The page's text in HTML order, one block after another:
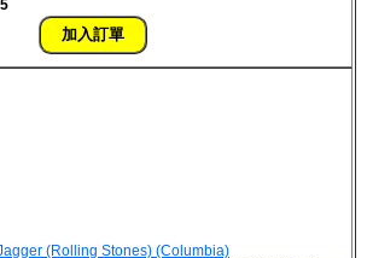
(Rolling Stones) (Columbia)